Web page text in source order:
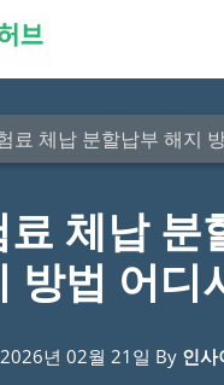
료 체납 분할납부 해지
체납 분
방법 어디
년 02월 21일 By 인사